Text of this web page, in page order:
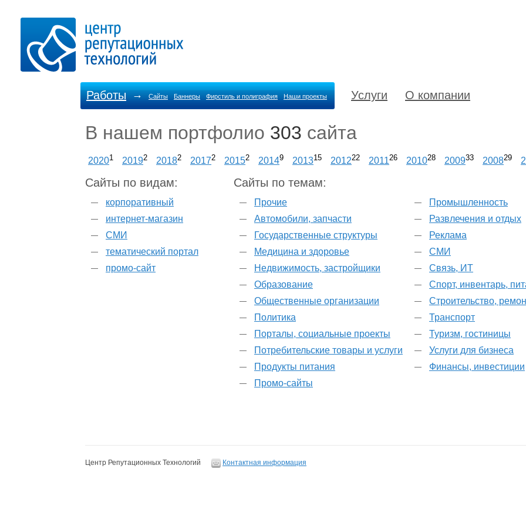
Работы → Сайты Баннеры Фирстиль и полиграфия Наши проекты Услуги О компании
В нашем портфолио 303 сайта
20201 20192 20182 20172 20152 20149 201315 201222 201126 201028 200933 200829
Сайты по видам:
корпоративный
интернет-магазин
СМИ
тематический портал
промо-сайт
Сайты по темам:
Прочие
Автомобили, запчасти
Государственные структуры
Медицина и здоровье
Недвижимость, застройщики
Образование
Общественные организации
Политика
Порталы, социальные проекты
Потребительские товары и услуги
Продукты питания
Промо-сайты
Промышленность
Развлечения и отдых
Реклама
СМИ
Связь, ИТ
Спорт, инвентарь,
Строительство,
Транспорт
Туризм, гостиницы
Услуги для бизнеса
Финансы, инвестиции
Центр Репутационных Технологий Контактная информация